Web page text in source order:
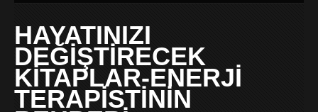
Kurumsal
Kitaplar
Yazarlar
HAYATINIZI
DEĞİŞTİRECEK
KİTAPLAR-ENERJİ
TERAPİSTİNİN